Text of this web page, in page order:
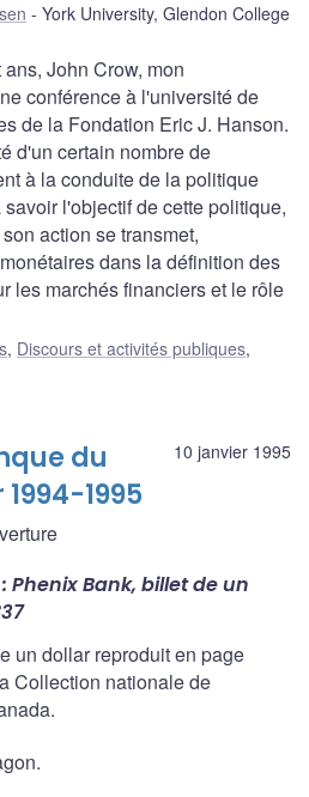
York University, Glendon College
John Crow, mon
conférence à l'université de
de la Fondation Eric J. Hanson.
d'un certain nombre de
à la conduite de la politique
l'objectif de cette politique,
action se transmet,
dans la définition des
les marchés financiers et le rôle
, Discours et activités publiques,
10 janvier 1995
du
1995
Phenix Bank, billet de un
un dollar reproduit en page
Collection nationale de